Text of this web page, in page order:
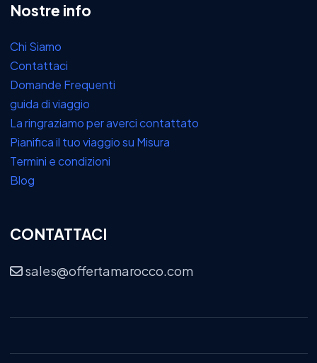
Nostre info
Chi Siamo
Contattaci
Domande Frequenti
guida di viaggio
La ringraziamo per averci contattato
Pianifica il tuo viaggio su Misura
Termini e condizioni
Blog
CONTATTACI
sales@offertamarocco.com